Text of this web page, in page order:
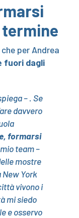
termine
per Andrea
fuori dagli
– . Se
davvero
formarsi
team –
mostre
New York
vivono i
mi siedo
e osservo